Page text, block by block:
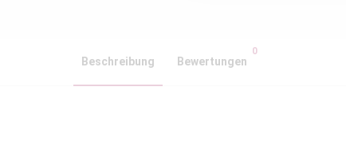
Beschreibung Bewertungen
0